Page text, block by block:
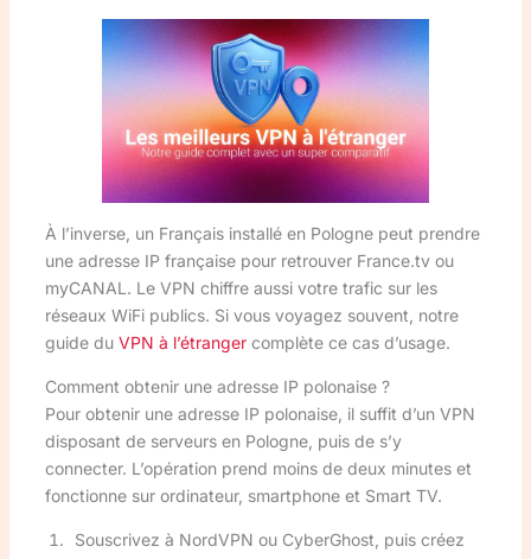
À l’inverse, un Français installé en Pologne peut prendre
une adresse IP française pour retrouver France.tv ou
myCANAL. Le VPN chiffre aussi votre trafic sur les
réseaux WiFi publics. Si vous voyagez souvent, notre
guide du VPN à l’étrangercomplète ce cas d’usage.
Comment obtenir une adresse IP polonaise ?
Pour obtenir une adresse IP polonaise, il suffit d’un VPN
disposant de serveurs en Pologne, puis de s’y
connecter. L’opération prend moins de deux minutes et
fonctionne sur ordinateur, smartphone et Smart TV.
Souscrivez à NordVPN ou CyberGhost, puis créez